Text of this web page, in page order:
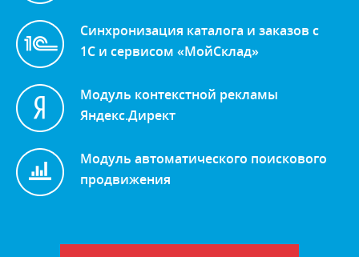
Синхронизация каталога и заказов с
1С и сервисом «МойСклад»
Модуль контекстной рекламы
Яндекс.Директ
Модуль автоматического поискового
продвижения